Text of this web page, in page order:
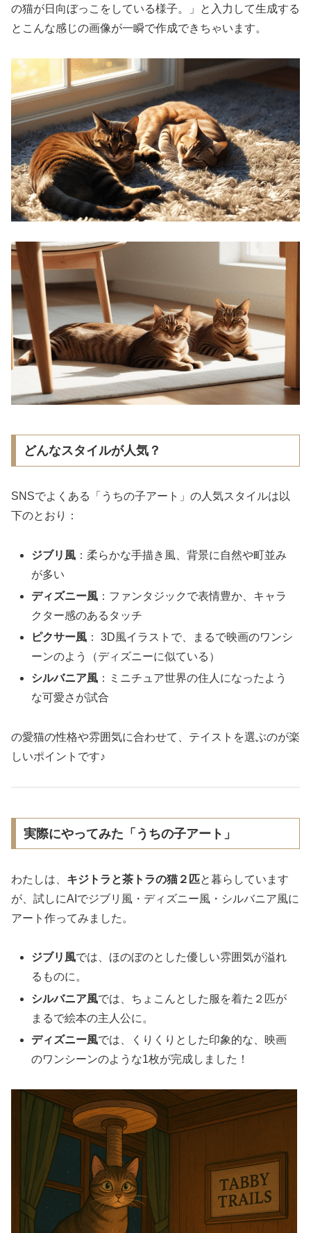
の猫が日向ぼっこをしている様子。」と入力して生成する
とこんな感じの画像が一瞬で作成できちゃいます。
どんなスタイルが人気？
SNSでよくある「うちの子アート」の人気スタイルは以
下のとおり：
ジブリ風 ：柔らかな手描き風、背景に自然や町並み
が多い
ディズニー風 ：ファンタジックで表情豊か、キャラ
クター感のあるタッチ
ピクサー風 ： 3D風イラストで、まるで映画のワンシ
ーンのよう（ディズニーに似ている）
シルバニア風 ：ミニチュア世界の住人になったよう
な可愛さが試合
の愛猫の性格や雰囲気に合わせて、テイストを選ぶのが楽
しいポイントです♪
実際にやってみた「うちの子アート」
わたしは、 キジトラと茶トラの猫２匹と暮らしています
が、試しにAIでジブリ風・ディズニー風・シルバニア風に
アート作ってみました。
ジブリ風では、ほのぼのとした優しい雰囲気が溢れ
るものに。
シルバニア風では、ちょこんとした服を着た２匹が
まるで絵本の主人公に。
ディズニー風では、くりくりとした印象的な、映画
のワンシーンのような1枚が完成しました！